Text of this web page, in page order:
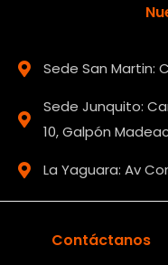
Contáctanos
Sede San Martin:
Sede Junquito:
10, Galpón
La Yaguara: Av